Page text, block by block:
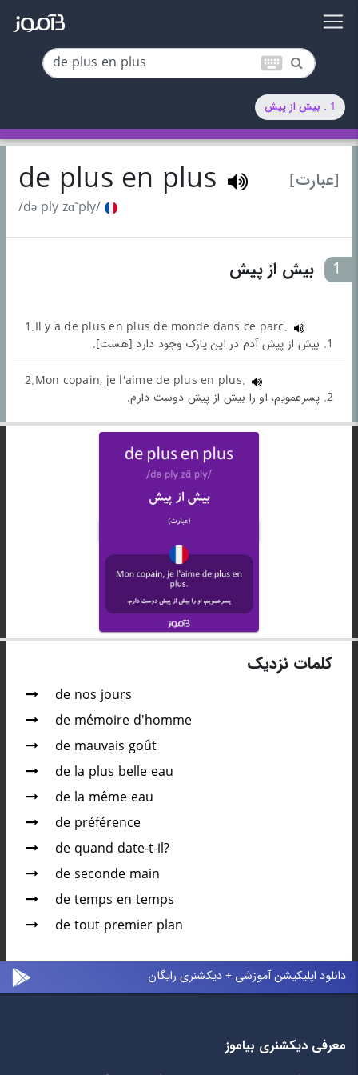
keyboard
1 . بیش از پیش
[عبارت] de plus en plus
/də ply zɑ̃ ply/
1 بیش از پیش
1.Il y a de plus en plus de monde dans ce parc.
1. بیش از پیش آدم در این پارک وجود دارد [هست].
2.Mon copain, je l'aime de plus en plus.
2. پسرعمویم، او را بیش از پیش دوست دارم.
کلمات نزدیک
de nos jours
de mémoire d'homme
de mauvais goût
de la plus belle eau
de la même eau
de préférence
de quand date-t-il?
de seconde main
de temps en temps
de tout premier plan
دانلود اپلیکیشن آموزشی + دیکشنری رایگان
معرفی دیکشنری بیاموز